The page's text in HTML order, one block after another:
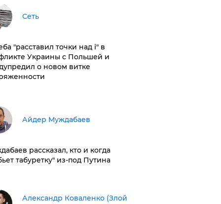
Сеть
"расставил точки над і" в
Украины с Польшей и
о новом витке
Айдер Муждабаев
рассказал, кто и когда
табуретку" из-под Путина
Александр Коваленко (Злой